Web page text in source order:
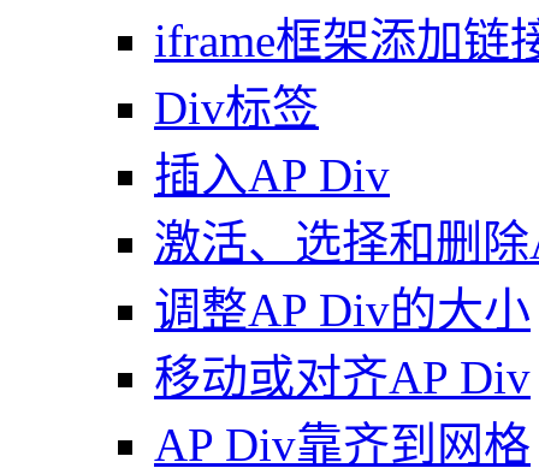
iframe框架添加链
Div标签
插入AP Div
激活、选择和删
调整AP Div的大小
移动或对齐AP Div
AP Div靠齐到网格